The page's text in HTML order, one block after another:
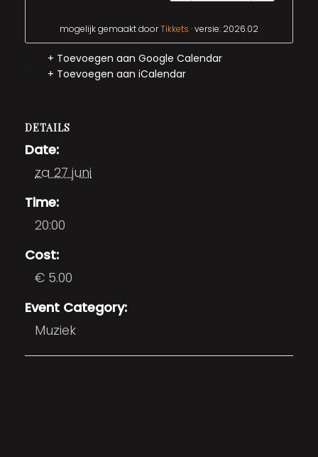
mogelijk gemaakt doorTikkets · versie: 2026.02
+ Toevoegen aan Google Calendar
+ Toevoegen aan iCalendar
DETAILS
Date:
za 27 juni
Time:
20:00
Cost:
€ 5.00
Event Category:
Muziek